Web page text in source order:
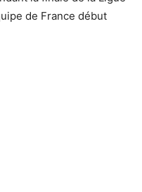
de France début